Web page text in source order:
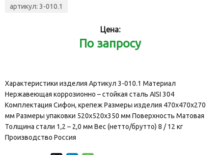
артикул: 3-010.1
Цена:
По запросу
Характеристики изделия Артикул 3-010.1 Материал
Нержавеющая коррозионно – стойкая сталь AISI 304
Комплектация Сифон, крепеж Размеры изделия 470x470x270
мм Размеры упаковки 520x520x350 мм Поверхность Матовая
Толщина стали 1,2 – 2,0 мм Вес (нетто/брутто) 8 / 12 кг
Производство Россия